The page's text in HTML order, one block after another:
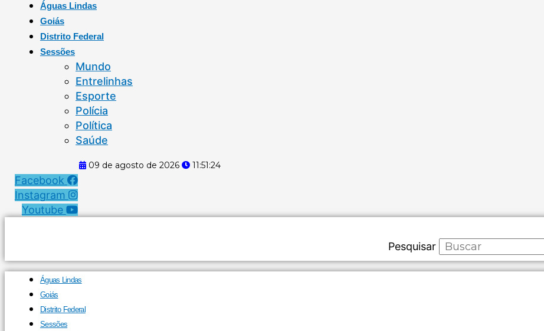
Águas Lindas
Goiás
Distrito Federal
Sessões
Mundo
Entrelinhas
Esporte
Polícia
Política
Saúde
09 de agosto de 2026 11:51:24
Facebook
Instagram
Youtube
Pesquisar
Águas Lindas
Goiás
Distrito Federal
Sessões